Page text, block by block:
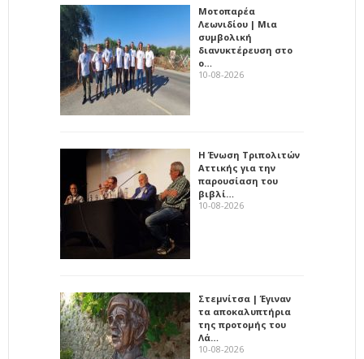
Μοτοπαρέα
Λεωνιδίου | Μια
συμβολική
διανυκτέρευση στο
ο…
10-08-2026
Η Ένωση Τριπολιτών
Αττικής για την
παρουσίαση του
βιβλί…
10-08-2026
Στεμνίτσα | Έγιναν
τα αποκαλυπτήρια
της προτομής του
Λά…
10-08-2026